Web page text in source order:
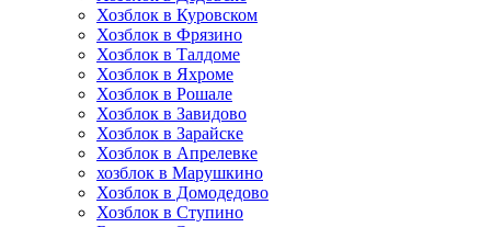
Хозблок в Куровском
Хозблок в Фрязино
Хозблок в Талдоме
Хозблок в Яхроме
Хозблок в Рошале
Хозблок в Завидово
Хозблок в Зарайске
Хозблок в Апрелевке
хозблок в Марушкино
Хозблок в Домодедово
Хозблок в Ступино